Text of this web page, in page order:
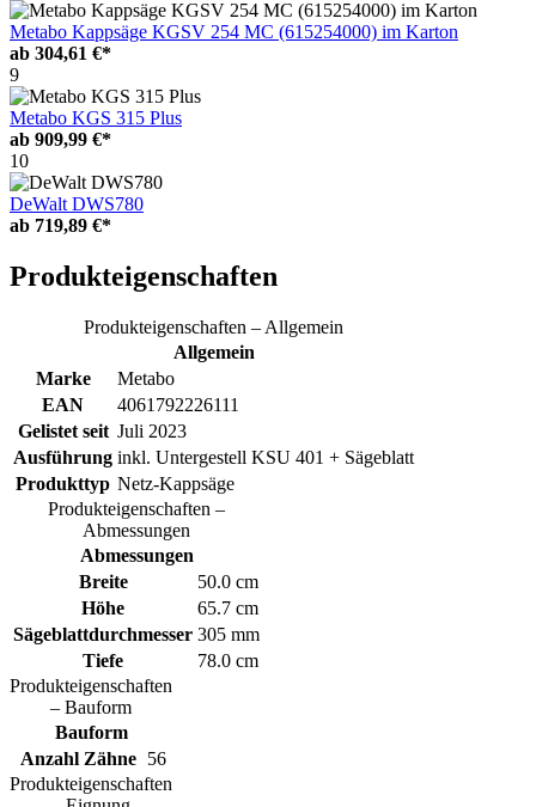
Metabo Kappsäge KGSV 254 MC (615254000) im Karton
ab 304,61 €*
9
Metabo KGS 315 Plus
ab 909,99 €*
10
DeWalt DWS780
ab 719,89 €*
Produkteigenschaften
Produkteigenschaften – Allgemein
Allgemein
Marke
Metabo
EAN
4061792226111
Gelistet seit Juli 2023
Ausführung inkl. Untergestell KSU 401 + Sägeblatt
Produkttyp Netz-Kappsäge
Produkteigenschaften –
Abmessungen
Abmessungen
Breite
50.0 cm
Höhe
65.7 cm
Sägeblattdurchmesser 305 mm
Tiefe
78.0 cm
Produkteigenschaften
– Bauform
Bauform
Anzahl Zähne
56
Produkteigenschaften